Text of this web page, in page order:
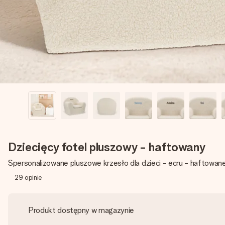
Dziecięcy fotel pluszowy - haftowany
Spersonalizowane pluszowe krzesło dla dzieci - ecru -
29 opinie
Produkt dostępny w magazynie